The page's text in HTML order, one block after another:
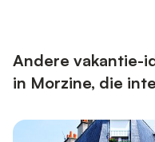
balkon en e...
Andere vakantie-
in Morzine, die